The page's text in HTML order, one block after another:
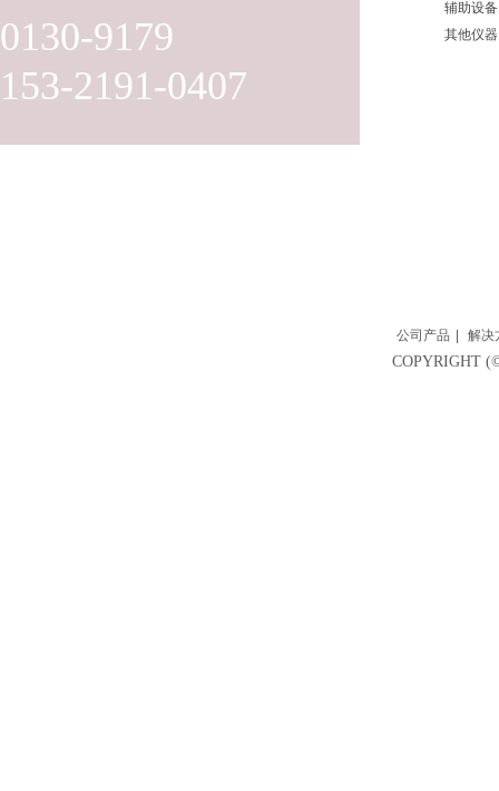
0130-9179
153-2191-0407
辅助设备
其他仪器
公司产品 解决
COPYRIGHT